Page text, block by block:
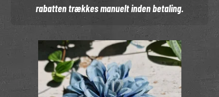
rabatten trækkes manuelt inden betaling.